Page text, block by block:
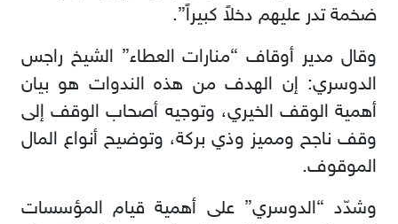
ضخمة تدر عليهم دخلاً كبيراً”.
وقال مدير أوقاف “منارات العطاء” الشيخ راجس
الدوسري: إن الهدف من هذه الندوات هو بيان
أهمية الوقف الخيري، وتوجيه أصحاب الوقف إلى
وقف ناجح ومميز وذي بركة، وتوضيح أنواع المال
الموقوف.
وشدّد “الدوسري” على أهمية قيام المؤسسات